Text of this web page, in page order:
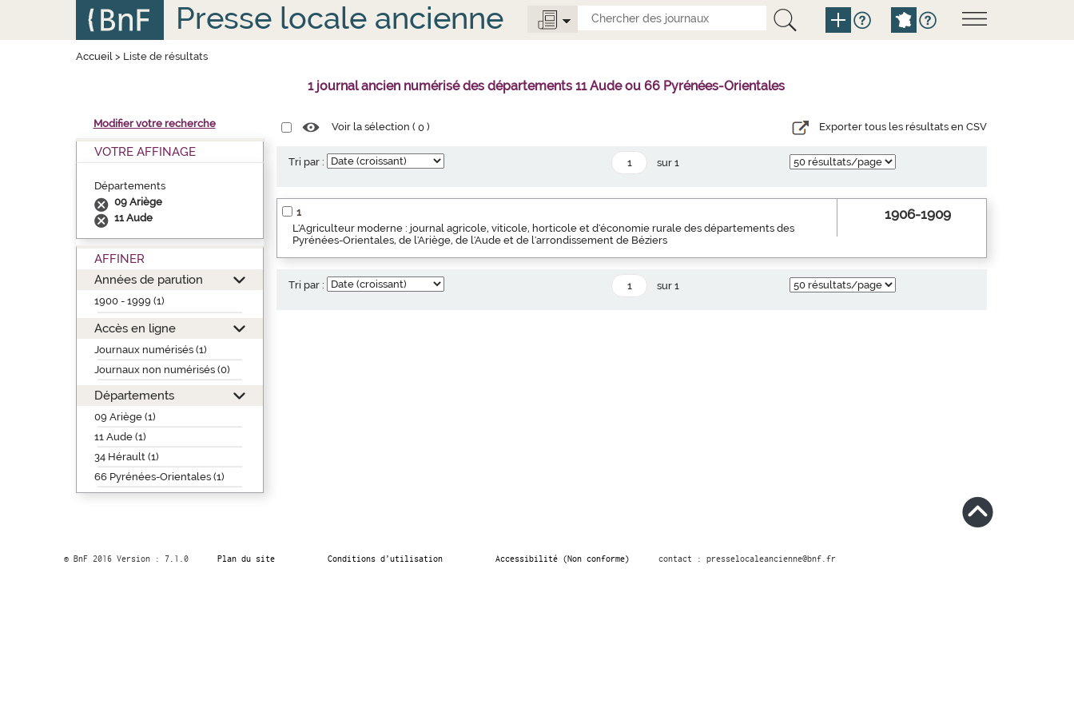
Presse locale ancienne
Accueil> Liste de résultats
1 journal ancien numérisé des départements 11 Aude ou 66 Pyrénées-Orientales
Modifier votre recherche
VOTRE AFFINAGE
Départements
09 Ariège
11 Aude
AFFINER
Années de parution
1900 - 1999 (1)
Accès en ligne
Journaux numérisés (1)
Journaux non numérisés (0)
Départements
09 Ariège (1)
11 Aude (1)
34 Hérault (1)
66 Pyrénées-Orientales (1)
Voir la sélection (0 ) Exporter tous les résultats en CSV
Tri par : sur 1
1
L'Agriculteur moderne : journal agricole, viticole, horticole et d'économie rurale des départements des
Pyrénées-Orientales, de l'Ariège, de l'Aude et de l'arrondissement de Béziers
1906-1909
Tri par : sur 1
© BnF 2016 Version : 7.1.0 Plan du site Conditions d’utilisation Accessibilité (Non conforme) contact : presselocaleancienne@bnf.fr
Panneau de gestion des cookies